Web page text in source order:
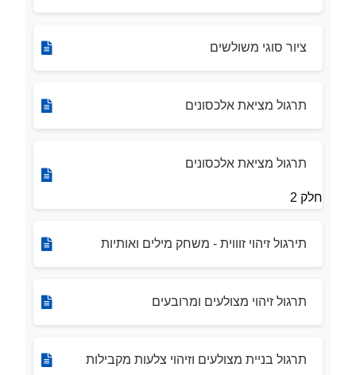
ציור סוגי משולשים
תרגול מציאת אלכסונים
תרגול מציאת אלכסונים
חלק 2
תירגול זיהוי זוווית - משחק מילים ואותיות
תרגול זיהוי מצולעים ומרובעים
תרגול בניית מצולעים וזיהוי צלעות מקבילות